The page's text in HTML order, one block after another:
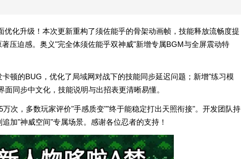
优化升级！本次更新重构了须佐能乎的骨架动画帧，技能释放流畅度提
压迫感。奥义"完全体须佐能乎双神威"新增专属BGM与全屏震动特
顿的BUG，优化了局域网对战下的技能同步延迟问题；新增"练习模
同步中文化，技能说明与出招表更清晰易懂。
次，多数玩家评价"手感质变""终于能稳定打出天照衔接"。开发团队持
加"神威空间"专属场景。感谢各位忍者的支持！